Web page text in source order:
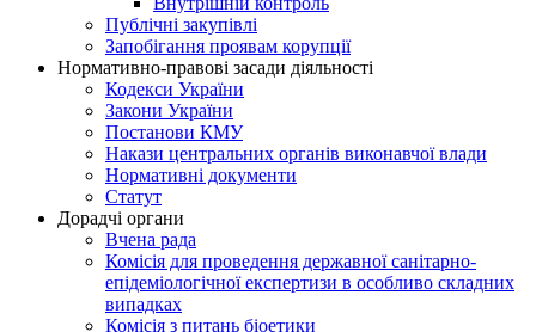
Публічні закупівлі
Запобігання проявам корупції
Нормативно-правові засади діяльності
Кодекси України
Закони України
Постанови КМУ
Накази центральних органів виконавчої влади
Нормативні документи
Статут
Дорадчі органи
Вчена рада
Комісія для проведення державної санітарно-
епідеміологічної експертизи в особливо складних
випадках
Комісія з питань біоетики